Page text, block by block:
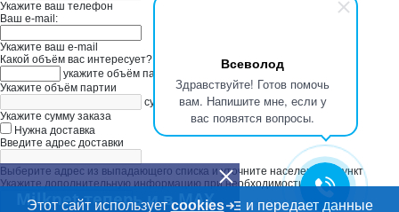
Всеволод
Здравствуйте! Готов помочь
вам. Напишите мне, если у
вас появятся вопросы.
Milknet теперь и в MAX
Этот сайт использует cookies и передает данные
Укажите ваш телефон
Ваш e-mail:
Укажите ваш e-mail
Какой объём вас интересует?
укажите объём партии
Укажите объём партии
сумма заказа в руб
Укажите сумму заказа
Нужна доставка
Введите адрес доставки
Выберите адрес из выпадающего списка и уточните населенный пункт
Укажите дополнительную информацию при необходимости